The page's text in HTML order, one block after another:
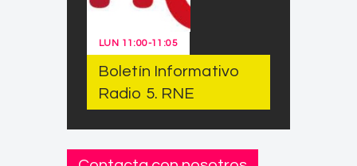
LUN 11:00-11:05
Boletín Informativo
Radio 5. RNE